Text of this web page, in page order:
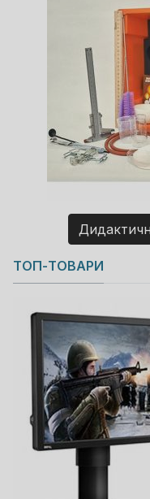
Copyright
JoomShopping
ТОП-ТОВАРИ